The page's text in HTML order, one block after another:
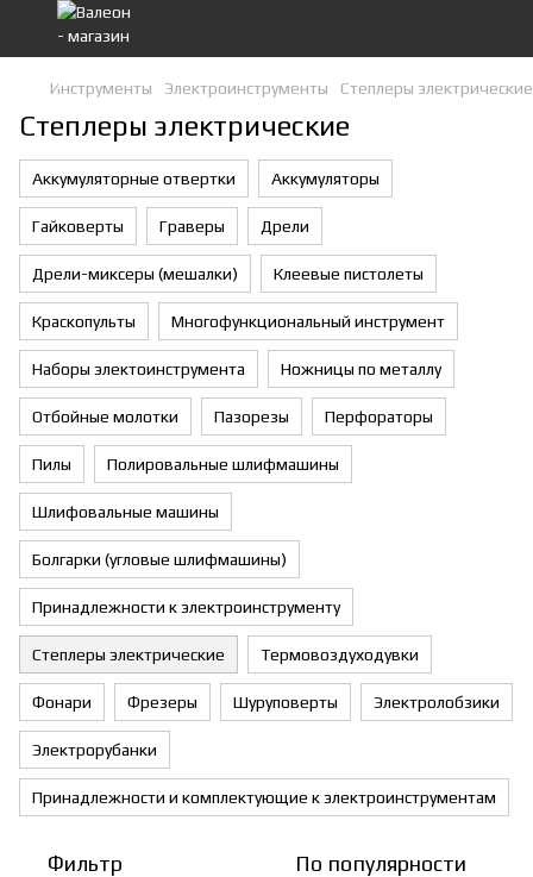
Инструменты Электроинструменты Степлеры электрические
Степлеры электрические
Аккумуляторные отвертки Аккумуляторы
Гайковерты Граверы Дрели
Дрели-миксеры (мешалки) Клеевые пистолеты
Краскопульты Многофункциональный инструмент
Наборы электоинструмента Ножницы по металлу
Отбойные молотки Пазорезы Перфораторы
Пилы Полировальные шлифмашины
Шлифовальные машины
Болгарки (угловые шлифмашины)
Принадлежности к электроинструменту
Степлеры электрические Термовоздуходувки
Фонари Фрезеры Шуруповерты Электролобзики
Электрорубанки
Принадлежности и комплектующие к электроинструментам
Фильтр По популярности